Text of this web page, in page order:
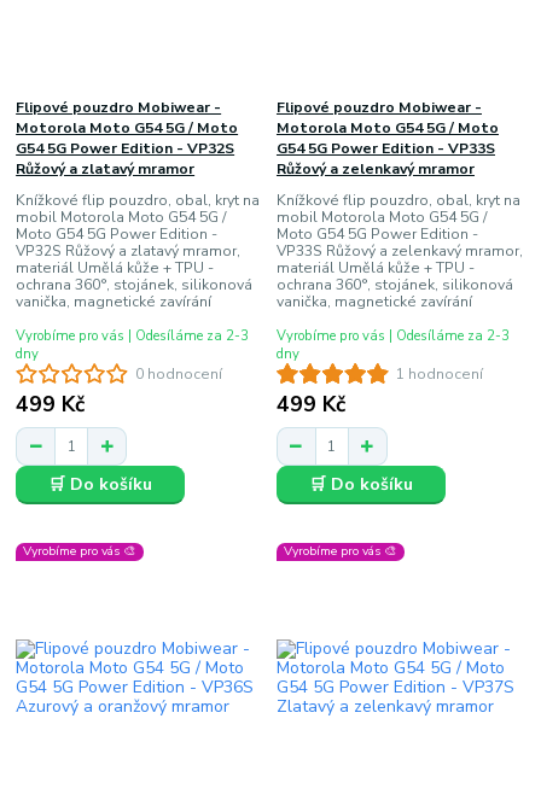
0 hodnocení
Flipové pouzdro Mobiwear -
Motorola Moto G54 5G / Moto
G54 5G Power Edition - VP32S
Růžový a zlatavý mramor
Knížkové flip pouzdro, obal, kryt na
mobil Motorola Moto G54 5G /
Moto G54 5G Power Edition -
VP32S Růžový a zlatavý mramor,
materiál Umělá kůže + TPU -
ochrana 360°, stojánek, silikonová
vanička, magnetické zavírání
499 Kč
Vyrobíme pro vás | Odesíláme za 2-3
dny
🛒 Do košíku
1 hodnocení
Flipové pouzdro Mobiwear -
Motorola Moto G54 5G / Moto
G54 5G Power Edition - VP33S
Růžový a zelenkavý mramor
Knížkové flip pouzdro, obal, kryt na
mobil Motorola Moto G54 5G /
Moto G54 5G Power Edition -
VP33S Růžový a zelenkavý mramor,
materiál Umělá kůže + TPU -
ochrana 360°, stojánek, silikonová
vanička, magnetické zavírání
499 Kč
Vyrobíme pro vás | Odesíláme za 2-3
dny
🛒 Do košíku
Vyrobíme pro vás 🎨 Vyrobíme pro vás 🎨